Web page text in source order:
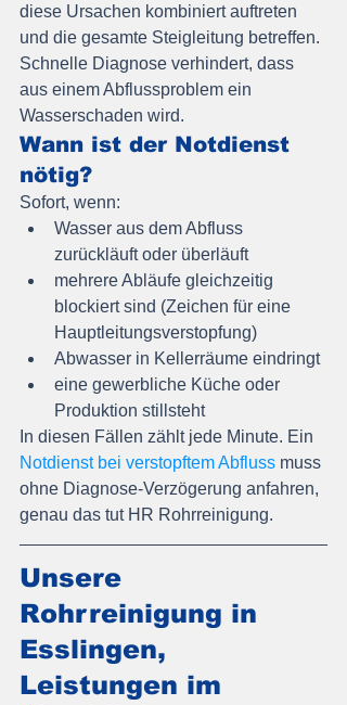
diese Ursachen kombiniert auftreten
und die gesamte Steigleitung betreffen.
Schnelle Diagnose verhindert, dass
aus einem Abflussproblem ein
Wasserschaden wird.
Wann ist der Notdienst
nötig?
Sofort, wenn:
Wasser aus dem Abfluss
zurückläuft oder überläuft
mehrere Abläufe gleichzeitig
blockiert sind (Zeichen für eine
Hauptleitungsverstopfung)
Abwasser in Kellerräume eindringt
eine gewerbliche Küche oder
Produktion stillsteht
In diesen Fällen zählt jede Minute. Ein
Notdienst bei verstopftem Abfluss muss
ohne Diagnose-Verzögerung anfahren,
genau das tut HR Rohrreinigung.
Unsere
Rohrreinigung in
Esslingen,
Leistungen im